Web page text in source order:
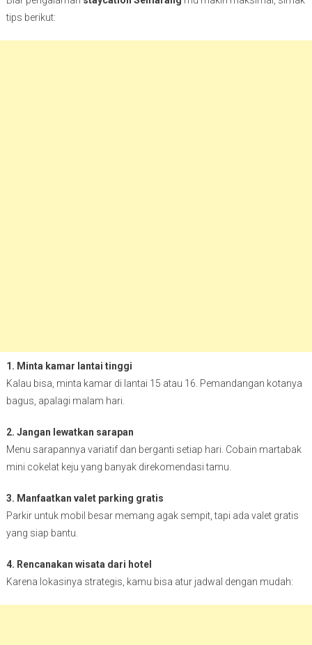
tips berikut:
1. Minta kamar lantai tinggi
Kalau bisa, minta kamar di lantai 15 atau 16. Pemandangan kotanya
bagus, apalagi malam hari.
2. Jangan lewatkan sarapan
Menu sarapannya variatif dan berganti setiap hari. Cobain martabak
mini cokelat keju yang banyak direkomendasi tamu.
3. Manfaatkan valet parking gratis
Parkir untuk mobil besar memang agak sempit, tapi ada valet gratis
yang siap bantu.
4. Rencanakan wisata dari hotel
Karena lokasinya strategis, kamu bisa atur jadwal dengan mudah: